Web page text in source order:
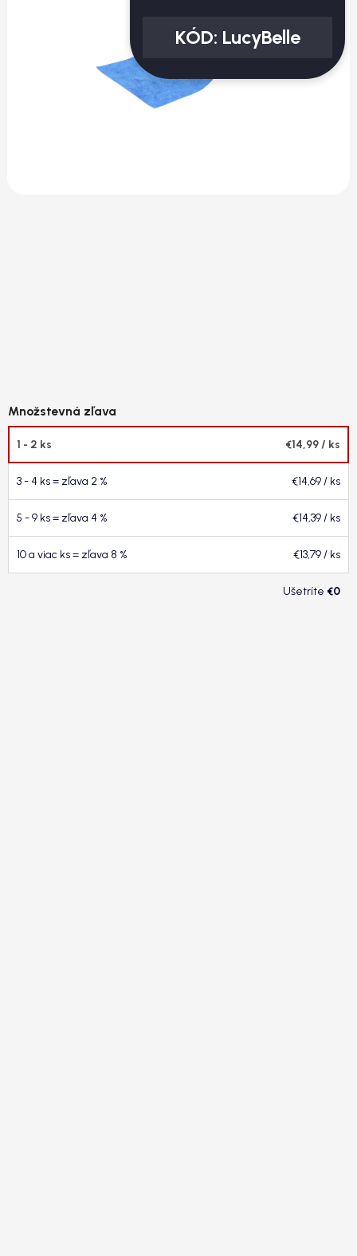
1 - 2 ks €14,99/ ks
3 - 4 ks = zľava 2 % €14,69/ ks
5 - 9 ks = zľava 4 % €14,39/ ks
10 a viac ks = zľava 8 % €13,79/ ks
€0
KÓD: LucyBelle